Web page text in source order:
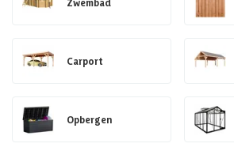
Carport
Opbergen